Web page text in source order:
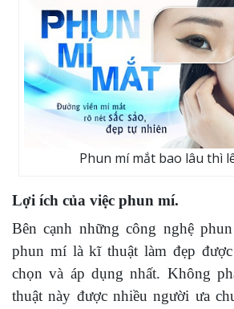
Phun mí mắt bao lâu thì
Lợi ích của việc phun mí.
Bên cạnh những công nghệ
phun mí là kĩ thuật làm đẹp
chọn và áp dụng nhất. Không
thuật này được nhiều người ưa